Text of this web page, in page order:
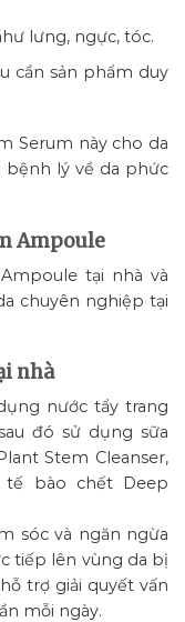
lưng, ngực, tóc.
cần sản phẩm duy
Serum này cho da
bệnh lý về da phức
Ampoule
tại nhà và
chuyên nghiệp tại
nhà
nước tẩy trang
đó sử dụng sữa
Stem Cleanser,
tế bào chết Deep
sóc và ngăn ngừa
tiếp lên vùng da bị
trợ giải quyết vấn
mỗi ngày.